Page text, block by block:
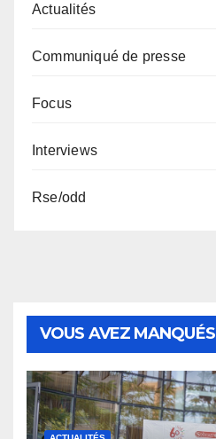
Actualités
Communiqué de presse
Focus
Interviews
Rse/odd
VOUS AVEZ MANQUÉS